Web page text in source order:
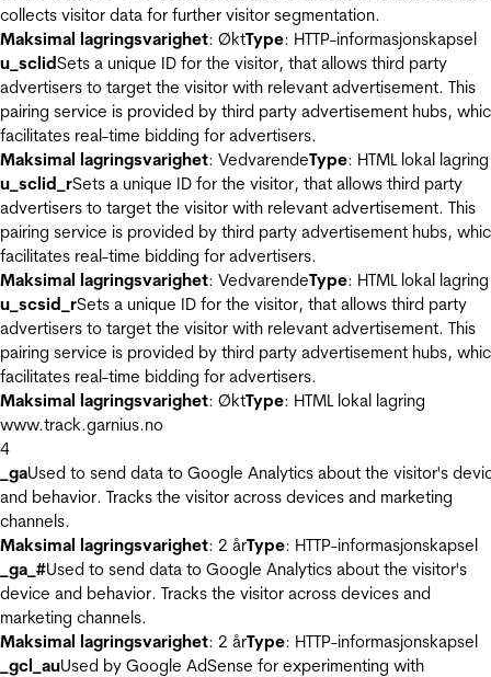
collects visitor data for further visitor segmentation.
Maksimal lagringsvarighet: ØktType: HTTP-informasjonskapsel
u_sclidSets a unique ID for the visitor, that allows third party
advertisers to target the visitor with relevant advertisement. This
pairing service is provided by third party advertisement hubs,
facilitates real-time bidding for advertisers.
Maksimal lagringsvarighet: VedvarendeType: HTML lokal lagring
u_sclid_rSets a unique ID for the visitor, that allows third party
advertisers to target the visitor with relevant advertisement. This
pairing service is provided by third party advertisement hubs,
facilitates real-time bidding for advertisers.
Maksimal lagringsvarighet: VedvarendeType: HTML lokal lagring
u_scsid_rSets a unique ID for the visitor, that allows third party
advertisers to target the visitor with relevant advertisement. This
pairing service is provided by third party advertisement hubs,
facilitates real-time bidding for advertisers.
Maksimal lagringsvarighet: ØktType: HTML lokal lagring
www.track.garnius.no
4
_gaUsed to send data to Google Analytics about the visitor's
and behavior. Tracks the visitor across devices and marketing
channels.
Maksimal lagringsvarighet: 2 årType: HTTP-informasjonskapsel
_ga_#Used to send data to Google Analytics about the visitor's
device and behavior. Tracks the visitor across devices and
marketing channels.
Maksimal lagringsvarighet: 2 årType: HTTP-informasjonskapsel
_gcl_auUsed by Google AdSense for experimenting with